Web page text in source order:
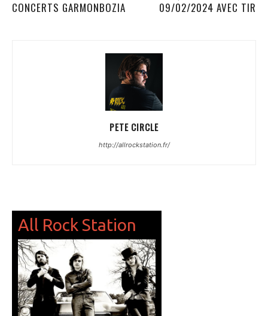
CONCERTS GARMONBOZIA
09/02/2024 AVEC TIR
PETE CIRCLE
http://allrockstation.fr/